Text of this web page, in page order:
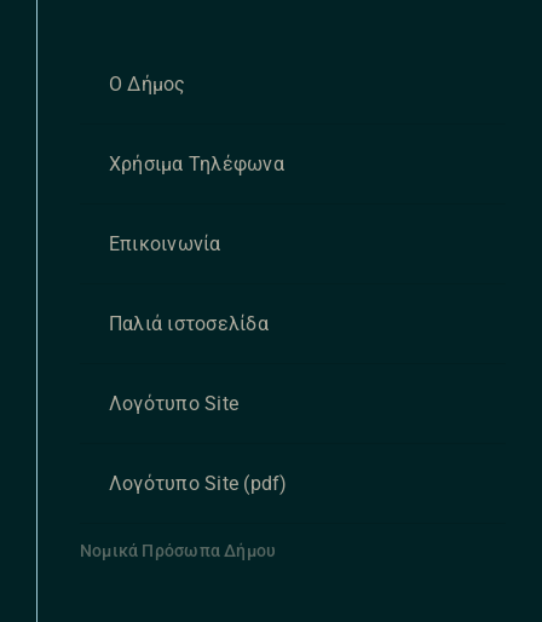
Ο Δήμος
Χρήσιμα Τηλέφωνα
Επικοινωνία
Παλιά ιστοσελίδα
Λογότυπο Site
Λογότυπο Site (pdf)
Νομικά Πρόσωπα Δήμου